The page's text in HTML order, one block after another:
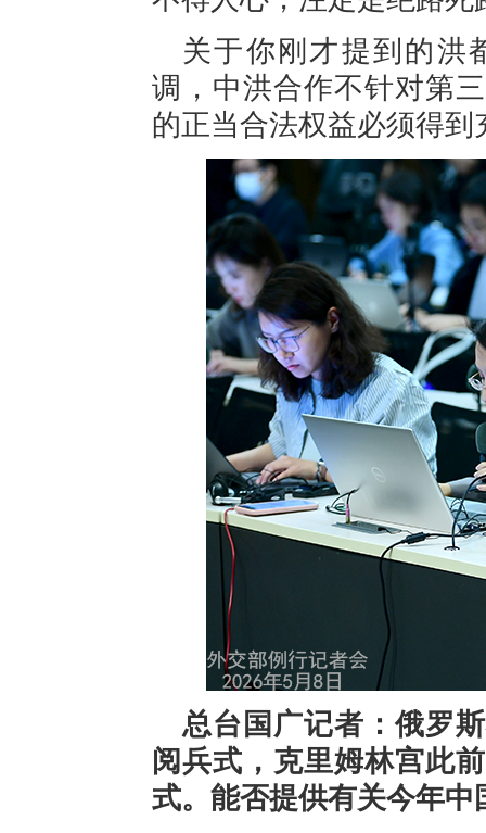
关于你刚才提到的洪
调，中洪合作不针对第
的正当合法权益必须得到
总台国广记者：俄罗
阅兵式，克里姆林宫此
式。能否提供有关今年